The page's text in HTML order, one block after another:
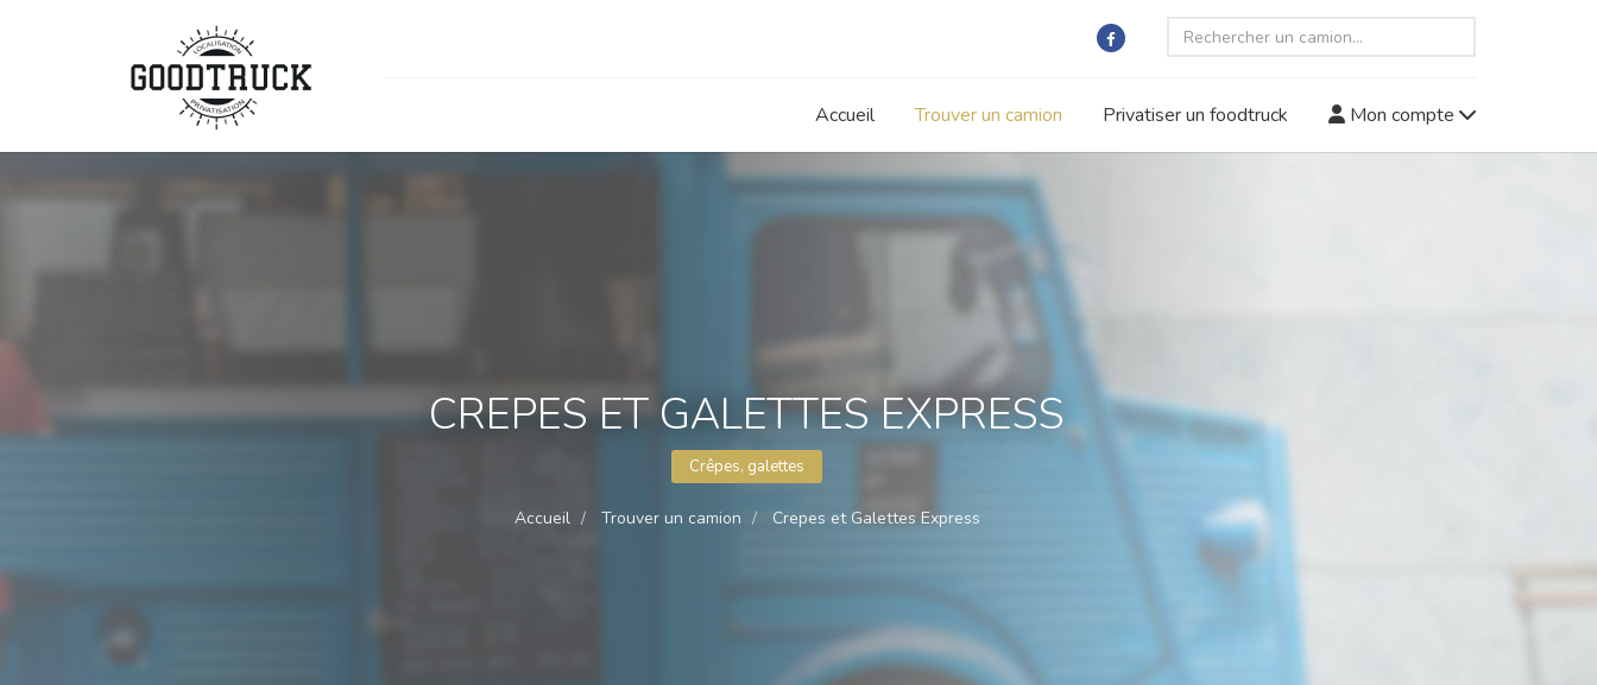
Accueil Trouver un camion Privatiser un foodtruck Mon compte
CREPES ET GALETTES EXPRESS
Crêpes, galettes
Accueil Trouver un camion Crepes et Galettes Express